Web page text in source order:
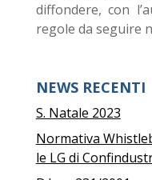
diffondere, con
regole da seguire
NEWS RECENTI
S. Natale 2023
Normativa
le LG di